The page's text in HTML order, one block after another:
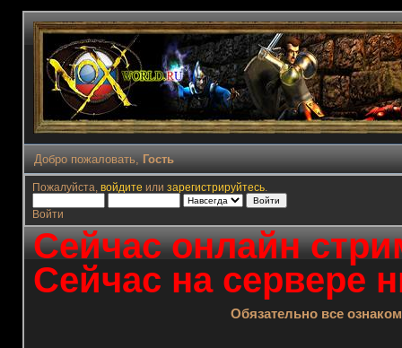
Добро пожаловать, Гость
Пожалуйста, войдите или зарегистрируйтесь.
Войти
Сейчас онлайн
Сейчас на сервере
Обязательно все